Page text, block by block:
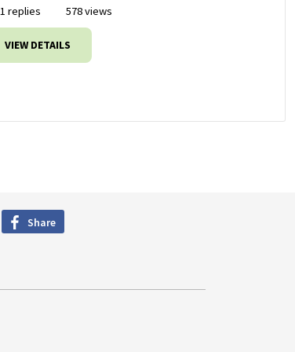
1 replies 578 views
VIEW DETAILS
Share